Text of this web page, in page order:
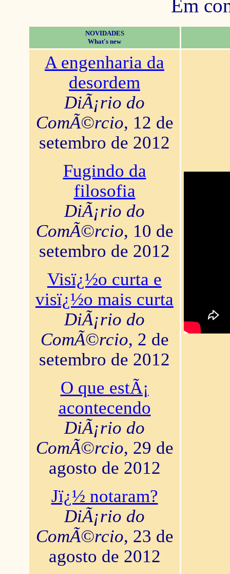
Em
NOVIDADES
What's new
A engenharia da
desordem
DiÃ¡rio do
ComÃ©rcio, 12 de
setembro de 2012
Fugindo da
filosofia
DiÃ¡rio do
ComÃ©rcio, 10 de
setembro de 2012
Visï¿½o curta e
visï¿½o mais curta
DiÃ¡rio do
ComÃ©rcio, 2 de
setembro de 2012
O que estÃ¡
acontecendo
DiÃ¡rio do
ComÃ©rcio, 29 de
agosto de 2012
Jï¿½ notaram?
DiÃ¡rio do
ComÃ©rcio, 23 de
agosto de 2012